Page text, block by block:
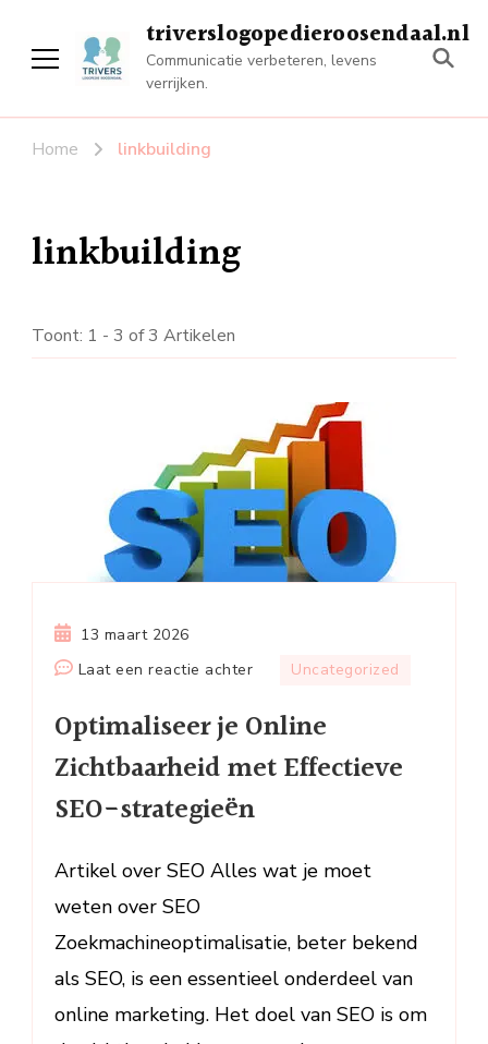
triverslogopedieroosendaal.nl
Communicatie verbeteren, levens
verrijken.
Home linkbuilding
linkbuilding
Toont: 1 - 3 of 3 Artikelen
13 maart 2026
Laat een reactie achterop
je
Online
Zichtbaarheid
met
SEO-
Uncategorized
Optimaliseer je Online
Zichtbaarheid met Effectieve
SEO-strategieën
Artikel over SEO Alles wat je moet
weten over SEO
Zoekmachineoptimalisatie, beter bekend
als SEO, is een essentieel onderdeel van
online marketing. Het doel van SEO is om